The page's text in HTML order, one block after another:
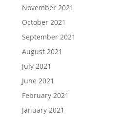
November 2021
October 2021
September 2021
August 2021
July 2021
June 2021
February 2021
January 2021